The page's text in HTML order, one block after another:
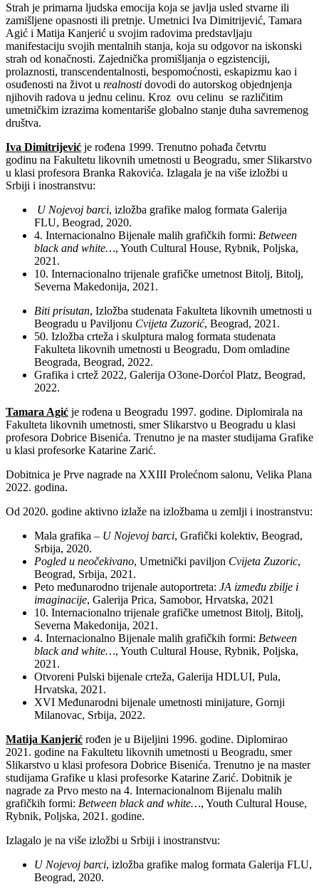
Strah je primarna ljudska emocija koja se javlja usled stvarne ili
zamišljene opasnosti ili pretnje. Umetnici Iva Dimitrijević, Tamara
Agić i Matija Kanjerić u svojim radovima predstavljaju
manifestaciju svojih mentalnih stanja, koja su odgovor na iskonski
strah od konačnosti. Zajednička promišljanja o egzistenciji,
prolaznosti, transcendentalnosti, bespomoćnosti, eskapizmu kao i
osuđenosti na život u realnosti dovodi do autorskog objednjenja
njihovih radova u jednu celinu. Kroz ovu celinu se različitim
umetničkim izrazima komentariše globalno stanje duha savremenog
društva.
Iva Dimitrijević je rođena 1999. Trenutno pohađa četvrtu
godinu na Fakultetu likovnih umetnosti u Beogradu, smer Slikarstvo
u klasi profesora Branka Rakovića. Izlagala je na više izložbi u
Srbiji i inostranstvu:
U Nojevoj barci, izložba grafike malog formata Galerija
FLU, Beograd, 2020.
4. Internacionalno Bijenale malih grafičkih formi: Between
black and white…, Youth Cultural House, Rybnik, Poljska,
2021.
10. Internacionalno trijenale grafičke umetnost Bitolj, Bitolj,
Severna Makedonija, 2021.
Biti prisutan, Izložba studenata Fakulteta likovnih umetnosti u
Beogradu u Paviljonu Cvijeta Zuzorić, Beograd, 2021.
50. Izložba crteža i skulptura malog formata studenata
Fakulteta likovnih umetnosti u Beogradu, Dom omladine
Beograda, Beograd, 2022.
Grafika i crtež 2022, Galerija O3one-Dorćol Platz, Beograd,
2022.
Tamara Agić je rođena u Beogradu 1997. godine. Diplomirala na
Fakulteta likovnih umetnosti, smer Slikarstvo u Beogradu u klasi
profesora Dobrice Bisenića. Trenutno je na master studijama Grafike
u klasi profesorke Katarine Zarić.
Dobitnica je Prve nagrade na XXIII Prolećnom salonu, Velika Plana
2022. godina.
Od 2020. godine aktivno izlaže na izložbama u zemlji i inostranstvu:
Mala grafika – U Nojevoj barci, Grafički kolektiv, Beograd,
Srbija, 2020.
Pogled u neočekivano, Umetnički paviljon Cvijeta Zuzoric,
Beograd, Srbija, 2021.
Peto međunarodno trijenale autoportreta: JA između zbilje i
imaginacije, Galerija Prica, Samobor, Hrvatska, 2021
10. Internacionalno trijenale grafičke umetnost Bitolj, Bitolj,
Severna Makedonija, 2021.
4. Internacionalno Bijenale malih grafičkih formi: Between
black and white…, Youth Cultural House, Rybnik, Poljska,
2021.
Otvoreni Pulski bijenale crteža, Galerija HDLUI, Pula,
Hrvatska, 2021.
XVI Međunarodni bijenale umetnosti minijature, Gornji
Milanovac, Srbija, 2022.
Matija Kanjerić rođen je u Bijeljini 1996. godine. Diplomirao
2021. godine na Fakultetu likovnih umetnosti u Beogradu, smer
Slikarstvo u klasi profesora Dobrice Bisenića. Trenutno je na master
studijama Grafike u klasi profesorke Katarine Zarić. Dobitnik je
nagrade za Prvo mesto na 4. Internacionalnom Bijenalu malih
grafičkih formi: Between black and white…, Youth Cultural House,
Rybnik, Poljska, 2021. godine.
Izlagalo je na više izložbi u Srbiji i inostranstvu:
U Nojevoj barci, izložba grafike malog formata Galerija FLU,
Beograd, 2020.